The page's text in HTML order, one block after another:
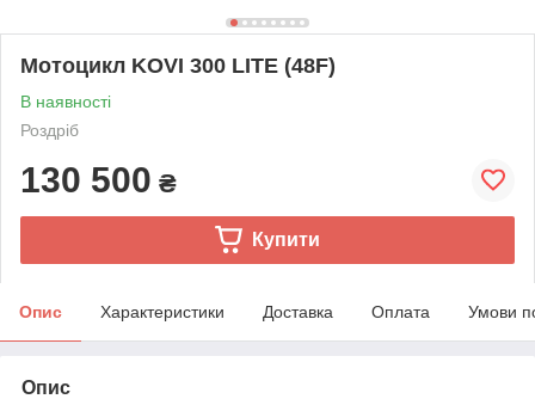
Мотоцикл KOVI 300 LITE (48F)
В наявності
Роздріб
130 500 ₴
Купити
Опис Характеристики Доставка Оплата Умови
Опис